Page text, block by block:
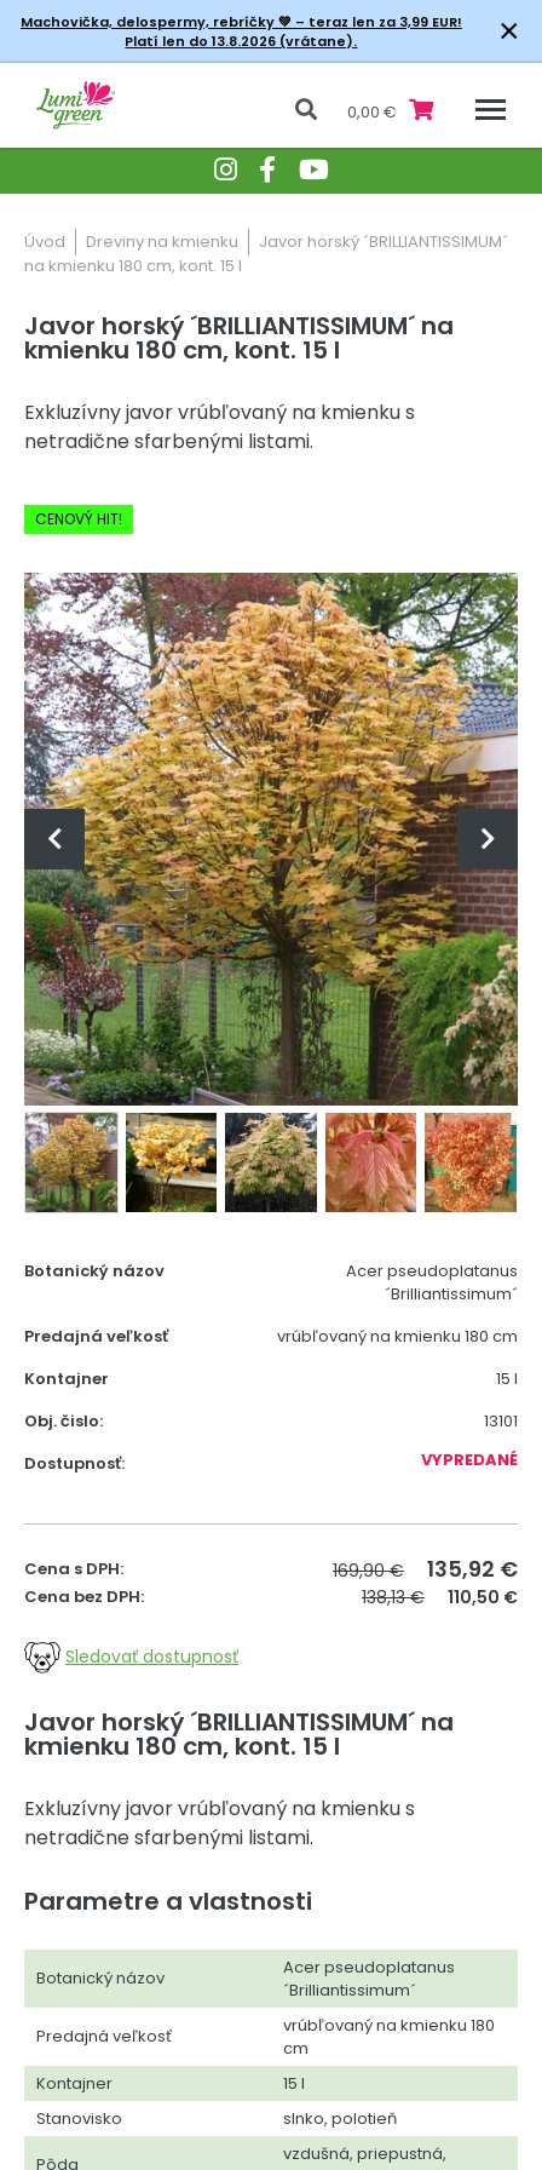
Machovička, delospermy, rebríčky💚 – teraz len za 3,99 EUR!
Platí len do 13.8.2026 (vrátane).
×
0,00 €
Úvod Dreviny na kmienku
Javor horský ´BRILLIANTISSIMUM´
na kmienku 180 cm, kont. 15 l
Javor horský ´BRILLIANTISSIMUM´ na
kmienku 180 cm, kont. 15 l
Exkluzívny javor vrúbľovaný na kmienku s
netradične sfarbenými listami.
CENOVÝ HIT!
Botanický názov
Acer pseudoplatanus
´Brilliantissimum´
Predajná veľkosť
vrúbľovaný na kmienku 180 cm
Kontajner
15 l
Obj. čislo:
13101
Dostupnosť:
VYPREDANÉ
Cena s DPH: 169,90 € 135,92 €
Cena bez DPH: 138,13 € 110,50 €
Sledovať dostupnosť
Javor horský ´BRILLIANTISSIMUM´ na
kmienku 180 cm, kont. 15 l
Exkluzívny javor vrúbľovaný na kmienku s
netradične sfarbenými listami.
Parametre a vlastnosti
Botanický názov
Acer pseudoplatanus
´Brilliantissimum´
Predajná veľkosť
vrúbľovaný na kmienku 180
cm
Kontajner
15 l
Stanovisko
slnko, polotieň
Pôda
vzdušná, priepustná,